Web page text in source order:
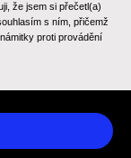
že jsem si přečetl(a)
s ním, přičemž
proti provádění